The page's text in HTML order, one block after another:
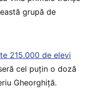
grupă de
215.000 de elevi
cel puţin o doză
Gheorghiță.